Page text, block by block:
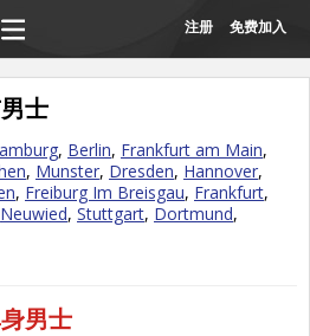
注册 免费加入
士
, Berlin, Frankfurt am Main,
, Munster, Dresden, Hannover,
, Freiburg Im Breisgau, Frankfurt,
Neuwied, Stuttgart, Dortmund,
男士